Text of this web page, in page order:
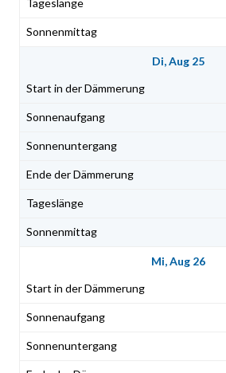
Di, Aug 25
Mi, Aug 26